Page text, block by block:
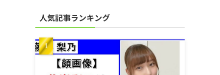
人気記事ランキング